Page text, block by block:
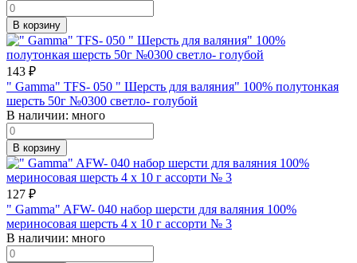
В корзину
143 ₽
" Gamma" TFS- 050 " Шерсть для валяния" 100% полутонкая
шерсть 50г №0300 светло- голубой
В наличии: много
В корзину
127 ₽
" Gamma" AFW- 040 набор шерсти для валяния 100%
мериносовая шерсть 4 х 10 г ассорти № 3
В наличии: много